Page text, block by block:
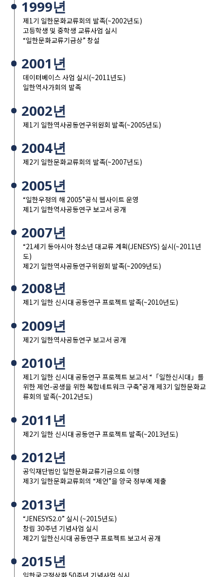
1999년
제1기 일한문화교류회의 발족(~2002년도)
고등학생 및 중학생 교류사업 실시
“일한문화교류기금상” 창설
2001년
데이터베이스 사업 실시(~2011년도)
일한역사가회의 발족
2002년
제1기 일한역사공동연구위원회 발족(~2005년도)
2004년
제2기 일한문화교류회의 발족(~2007년도)
2005년
“일한우정의 해 2005”공식 웹사이트 운영
제1기 일한역사공동연구 보고서 공개
2007년
“21세기 동아시아 청소년 대교류 계획(JENESYS) 실시(~2011년
도)
제2기 일한역사공동연구위원회 발족(~2009년도)
2008년
제1기 일한 신시대 공동연구 프로젝트 발족(~2010년도)
2009년
제2기 일한역사공동연구 보고서 공개
2010년
제1기 일한 신시대 공동연구 프로젝트 보고서 “「일한신시대」를
위한 제언-공생을 위한 복합네트워크 구축”공개 제3기 일한문화교
류회의 발족(~2012년도)
2011년
제2기 일한 신시대 공동연구 프로젝트 발족(~2013년도)
2012년
공익재단법인 일한문화교류기금으로 이행
제3기 일한문화교류회의 “제언”을 양국 정부에 제출
2013년
“JENESYS2.0” 실시 (~2015년도)
창립 30주년 기념사업 실시
제2기 일한신시대 공동연구 프로젝트 보고서 공개
2015년